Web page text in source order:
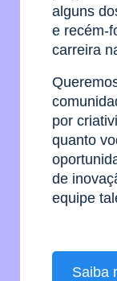
alguns
e recém-
carreira
por
quanto
de
equipe
Saiba